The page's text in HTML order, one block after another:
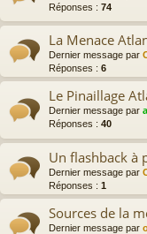
Réponses : 74
La Menace
Dernier message par
Réponses : 6
Le Pinaillage
Dernier message par
Réponses : 40
Un flashback à
Dernier message par
Réponses : 1
Sources de la
Dernier message par